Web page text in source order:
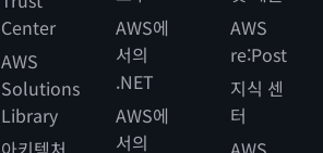
Center
AWS
Solutions
Library
AWS에
서의
.NET
AWS에
서의
AWS
re:Post
지식 센
터